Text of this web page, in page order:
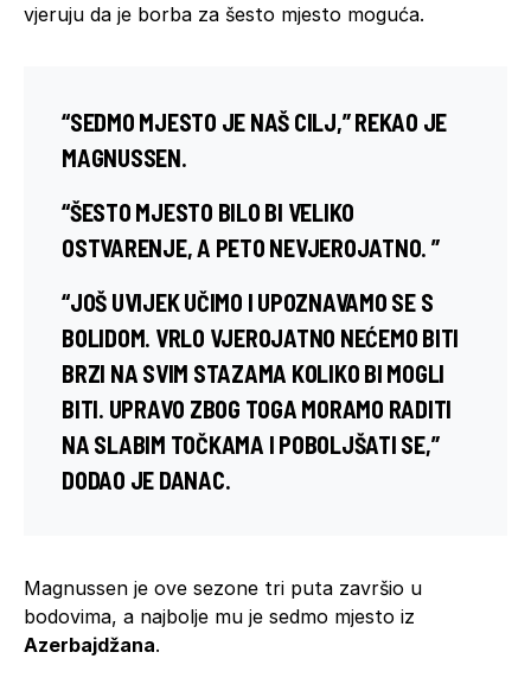
vjeruju da je borba za šesto mjesto moguća.
“SEDMO MJESTO JE NAŠ CILJ,” REKAO JE
MAGNUSSEN.
“ŠESTO MJESTO BILO BI VELIKO
OSTVARENJE, A PETO NEVJEROJATNO. ”
“JOŠ UVIJEK UČIMO I UPOZNAVAMO SE S
BOLIDOM. VRLO VJEROJATNO NEĆEMO BITI
BRZI NA SVIM STAZAMA KOLIKO BI MOGLI
BITI. UPRAVO ZBOG TOGA MORAMO RADITI
NA SLABIM TOČKAMA I POBOLJŠATI SE,”
DODAO JE DANAC.
Magnussen je ove sezone tri puta završio u
bodovima, a najbolje mu je sedmo mjesto iz
Azerbajdžana.